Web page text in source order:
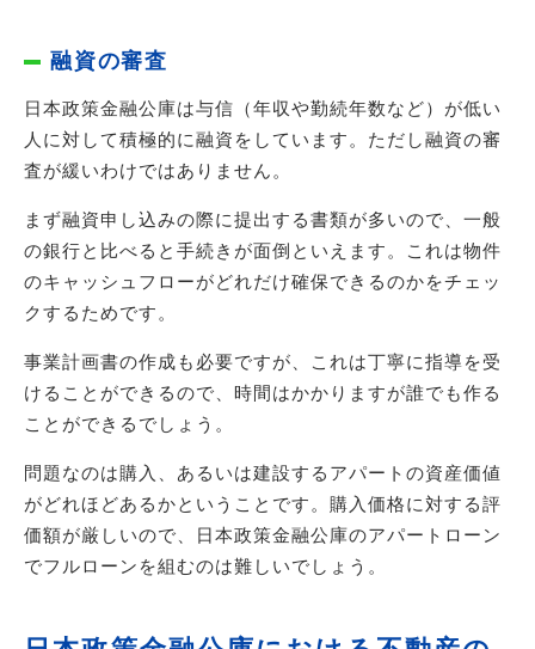
融資の審査
日本政策金融公庫は与信（年収や勤続年数など）が低い
人に対して積極的に融資をしています。ただし融資の審
査が緩いわけではありません。
まず融資申し込みの際に提出する書類が多いので、一般
の銀行と比べると手続きが面倒といえます。これは物件
のキャッシュフローがどれだけ確保できるのかをチェッ
クするためです。
事業計画書の作成も必要ですが、これは丁寧に指導を受
けることができるので、時間はかかりますが誰でも作る
ことができるでしょう。
問題なのは購入、あるいは建設するアパートの資産価値
がどれほどあるかということです。購入価格に対する評
価額が厳しいので、日本政策金融公庫のアパートローン
でフルローンを組むのは難しいでしょう。